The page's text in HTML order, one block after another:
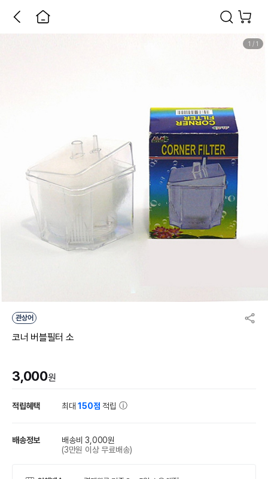
1 / 1
관상어
코너 버블필터 소
3,000원
적립혜택 최대150점 적립
배송정보
배송비 3,000원
(3만원 이상 무료배송)